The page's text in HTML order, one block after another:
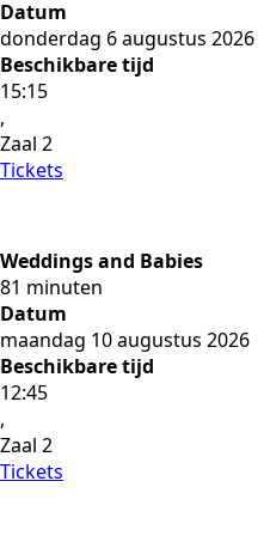
Datum
donderdag 6 augustus 2026
Beschikbare tijd
15:15
,
Zaal 2
Tickets
Weddings and Babies
81 minuten
Datum
maandag 10 augustus 2026
Beschikbare tijd
12:45
,
Zaal 2
Tickets